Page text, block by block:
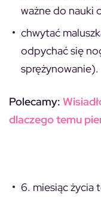
ważne do nauki
chwytać
odpychać się
sprężynowanie).
Polecamy:
dlaczego temu
6. miesiąc życia